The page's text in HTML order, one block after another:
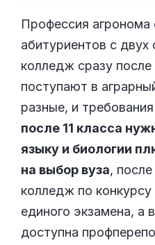
Профессия агронома
абитуриентов с
колледж сразу после
поступают в
разные, и
после 11 класса
языку и биологии
на выбор вуза,
колледж по конкурсу
единого экзамена, а
доступна